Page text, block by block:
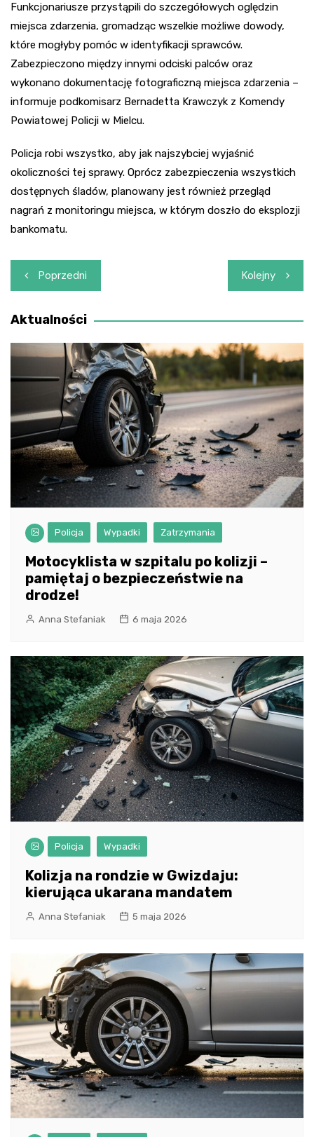
Funkcjonariusze przystąpili do szczegółowych oględzin
miejsca zdarzenia, gromadząc wszelkie możliwe dowody,
które mogłyby pomóc w identyfikacji sprawców.
Zabezpieczono między innymi odciski palców oraz
wykonano dokumentację fotograficzną miejsca zdarzenia –
informuje podkomisarz Bernadetta Krawczyk z Komendy
Powiatowej Policji w Mielcu.
Policja robi wszystko, aby jak najszybciej wyjaśnić
okoliczności tej sprawy. Oprócz zabezpieczenia wszystkich
dostępnych śladów, planowany jest również przegląd
nagrań z monitoringu miejsca, w którym doszło do eksplozji
bankomatu.
Nawigacja
wpisu
Poprzedni Kolejny
Aktualności
Policja Wypadki Zatrzymania
Motocyklista w szpitalu po kolizji –
pamiętaj o bezpieczeństwie na
drodze!
Anna Stefaniak 6 maja 2026
Policja Wypadki
Kolizja na rondzie w Gwizdaju:
kierująca ukarana mandatem
Anna Stefaniak 5 maja 2026